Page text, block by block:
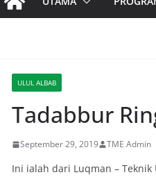
ULUL ALBAB
Tadabbur
September 29, 2019 TME Admin
Ini ialah dari Luqman – Teknik